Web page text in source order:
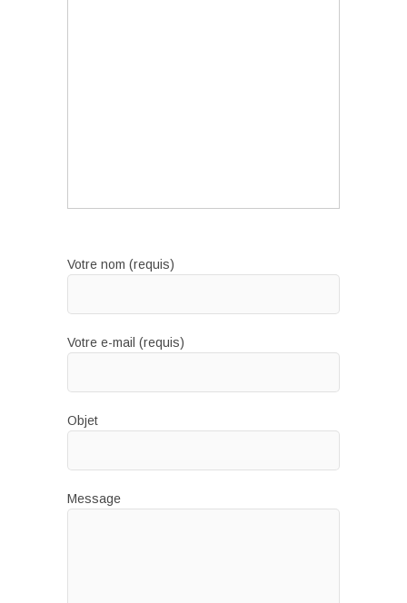
Votre nom (requis)
Votre e-mail (requis)
Objet
Message